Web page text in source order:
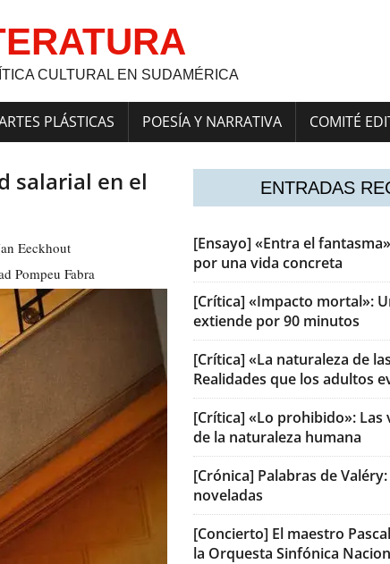
CULTURAL EN SUDAMÉRICA
PLÁSTICAS POESÍA Y NARRATIVA COMITÉ
salarial en el
Eeckhout
Pompeu Fabra
ENTRADAS
[Ensayo] «Entra el
por una vida concreta
[Crítica] «Impacto mortal»:
extiende por 90 minutos
[Crítica] «La naturaleza de
Realidades que los adultos
[Crítica] «Lo prohibido»:
de la naturaleza humana
[Crónica] Palabras de
noveladas
[Concierto] El maestro
la Orquesta Sinfónica